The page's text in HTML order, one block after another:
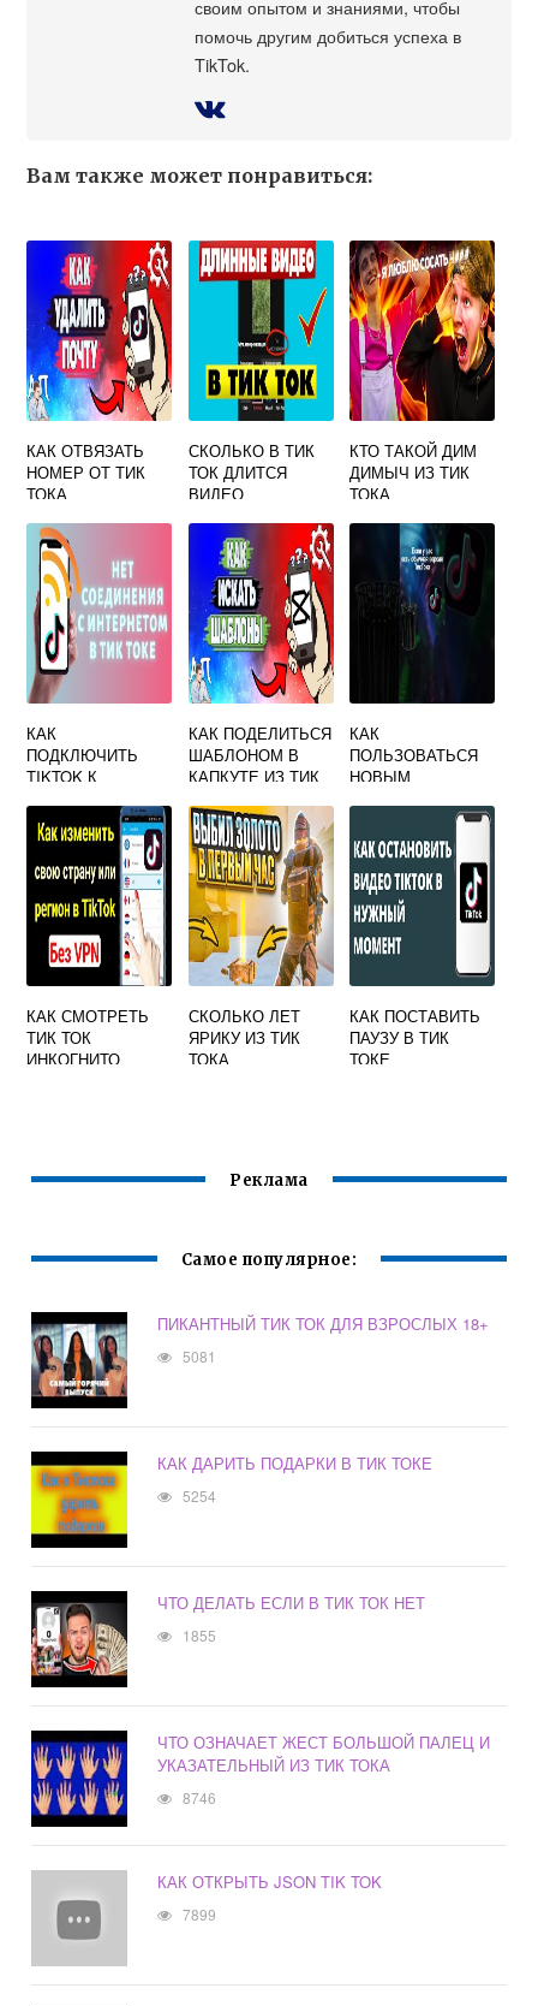
своим опытом и знаниями, чтобы
помочь другим добиться успеха в
TikTok.
Вам также может понравиться:
КАК ОТВЯЗАТЬ
НОМЕР ОТ ТИК
ТОКА
СКОЛЬКО В ТИК
ТОК ДЛИТСЯ
ВИДЕО
КТО ТАКОЙ ДИМ
ДИМЫЧ ИЗ ТИК
ТОКА
КАК
ПОДКЛЮЧИТЬ
TIKTOK К
КАК ПОДЕЛИТЬСЯ
ШАБЛОНОМ В
КАПКУТЕ ИЗ ТИК
КАК
ПОЛЬЗОВАТЬСЯ
НОВЫМ
КАК СМОТРЕТЬ
ТИК ТОК
ИНКОГНИТО
СКОЛЬКО ЛЕТ
ЯРИКУ ИЗ ТИК
ТОКА
КАК ПОСТАВИТЬ
ПАУЗУ В ТИК
ТОКЕ
Реклама
Самое популярное:
ПИКАНТНЫЙ ТИК ТОК ДЛЯ ВЗРОСЛЫХ 18+
5081
КАК ДАРИТЬ ПОДАРКИ В ТИК ТОКЕ
5254
ЧТО ДЕЛАТЬ ЕСЛИ В ТИК ТОК НЕТ
1855
ЧТО ОЗНАЧАЕТ ЖЕСТ БОЛЬШОЙ ПАЛЕЦ И
УКАЗАТЕЛЬНЫЙ ИЗ ТИК ТОКА
8746
КАК ОТКРЫТЬ JSON TIK TOK
7899